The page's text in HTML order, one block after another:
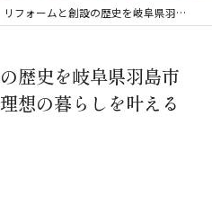
リフォームと創設の歴史を岐阜県羽島市高山市で活かして理想の暮らしを叶える方法
歴史を岐阜県羽島市
想の暮らしを叶える